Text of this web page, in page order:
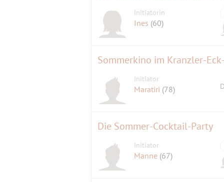
Initiatorin
Ines (60)
Sommerkino im Kranzler-
Initiator
Maratiri (78)
Die Sommer-Cocktail-Party
Initiator
Manne (67)